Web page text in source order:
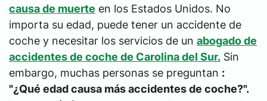
causa de muerte en los Estados Unidos. No
importa su edad, puede tener un accidente de
coche y necesitar los servicios de un abogado de
accidentes de coche de Carolina del Sur. Sin
embargo, muchas personas se preguntan :
"¿Qué edad causa más accidentes de coche?".